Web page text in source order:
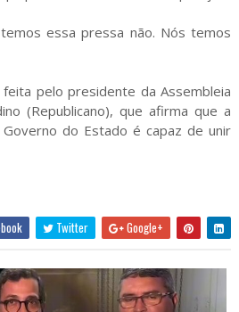
essa pressa não. Nós temos
pelo presidente da Assembleia
(Republicano), que afirma que a
do Estado é capaz de unir
Twitter Google+